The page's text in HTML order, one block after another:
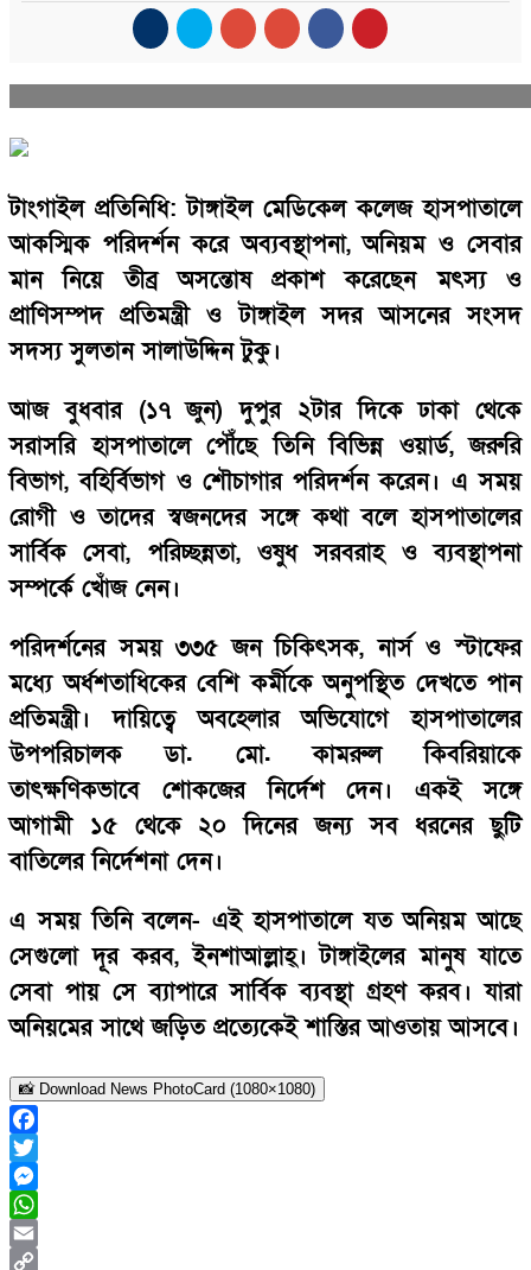
টাংগাইল প্রতিনিধি: টাঙ্গাইল মেডিকেল কলেজ হাসপাতালে
আকস্মিক পরিদর্শন করে অব্যবস্থাপনা, অনিয়ম ও সেবার
মান নিয়ে তীব্র অসন্তোষ প্রকাশ করেছেন মৎস্য ও
প্রাণিসম্পদ প্রতিমন্ত্রী ও টাঙ্গাইল সদর আসনের সংসদ
সদস্য সুলতান সালাউদ্দিন টুকু।
আজ বুধবার (১৭ জুন) দুপুর ২টার দিকে ঢাকা থেকে
সরাসরি হাসপাতালে পৌঁছে তিনি বিভিন্ন ওয়ার্ড, জরুরি
বিভাগ, বহির্বিভাগ ও শৌচাগার পরিদর্শন করেন। এ সময়
রোগী ও তাদের স্বজনদের সঙ্গে কথা বলে হাসপাতালের
সার্বিক সেবা, পরিচ্ছন্নতা, ওষুধ সরবরাহ ও ব্যবস্থাপনা
সম্পর্কে খোঁজ নেন।
পরিদর্শনের সময় ৩৩৫ জন চিকিৎসক, নার্স ও স্টাফের
মধ্যে অর্ধশতাধিকের বেশি কর্মীকে অনুপস্থিত দেখতে পান
প্রতিমন্ত্রী। দায়িত্বে অবহেলার অভিযোগে হাসপাতালের
উপপরিচালক ডা. মো. কামরুল কিবরিয়াকে
তাৎক্ষণিকভাবে শোকজের নির্দেশ দেন। একই সঙ্গে
আগামী ১৫ থেকে ২০ দিনের জন্য সব ধরনের ছুটি
বাতিলের নির্দেশনা দেন।
এ সময় তিনি বলেন- এই হাসপাতালে যত অনিয়ম আছে
সেগুলো দূর করব, ইনশাআল্লাহ্। টাঙ্গাইলের মানুষ যাতে
সেবা পায় সে ব্যাপারে সার্বিক ব্যবস্থা গ্রহণ করব। যারা
অনিয়মের সাথে জড়িত প্রত্যেকেই শাস্তির আওতায় আসবে।
📸 Download News PhotoCard (1080×1080)
Facebook
Twitter
Messenger
WhatsApp
Email